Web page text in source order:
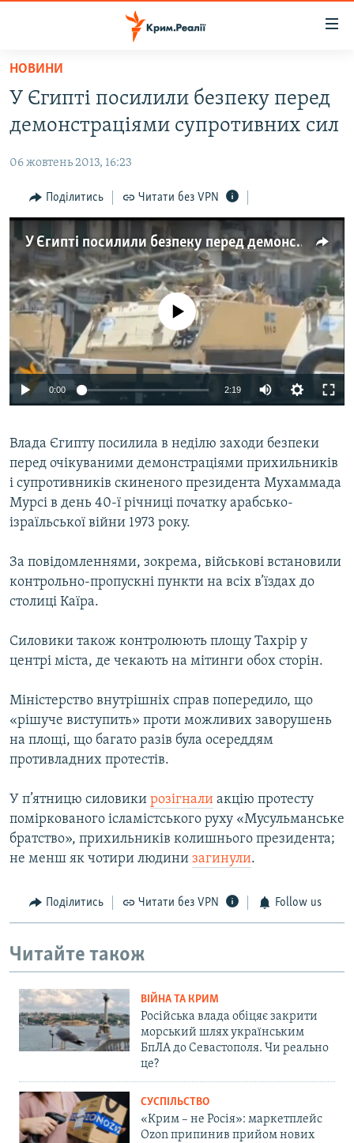
Перейти
основного
матеріалу
до
навігації
Перейти
до
пошуку
ВІДЕО ТА ФОТО
ПОЛІТИКА
БЛОГИ
ПОГЛЯД
ІНТЕРВ'Ю
ВСЕ ЗА ДЕНЬ
СПЕЦПРОЕКТИ
ДЕПОРТАЦІЯ
ВІДЕОУРОКИ «ELIFBE»
СВІДЧЕННЯ ОКУПАЦІЇ
ІНФОГРАФІКА
ЯК ОБІЙТИ БЛОКУВАННЯ
Русский
Qırımtatar
ДОЛУЧАЙСЯ!
Усі сайти RFE/RL
НОВИНИ
У Єгипті посилили безпеку перед
демонстраціями супротивних сил
06 жовтень 2013, 16:23
Поділитись Читати без VPN
У Єгипті посилили безпеку перед демонстраціями супротивних сил
No media source currently available
0:00 2:19
Влада Єгипту посилила в неділю заходи безпеки
перед очікуваними демонстраціями прихильників
і супротивників скиненого президента Мухаммада
Мурсі в день 40-ї річниці початку арабсько-
ізраїльської війни 1973 року.
За повідомленнями, зокрема, військові встановили
контрольно-пропускні пункти на всіх в’їздах до
столиці Каїра.
Силовики також контролюють площу Тахрір у
центрі міста, де чекають на мітинги обох сторін.
Міністерство внутрішніх справ попередило, що
«рішуче виступить» проти можливих заворушень
на площі, що багато разів була осереддям
противладних протестів.
У п’ятницю силовики розігнали акцію протесту
поміркованого ісламістського руху «Мусульманське
братство», прихильників колишнього президента;
не менш як чотири людини загинули.
Поділитись Читати без VPN Follow us
Читайте також
ВІЙНА ТА КРИМ
Російська влада обіцяє закрити
морський шлях українським
БпЛА до Севастополя. Чи реально
це?
СУСПІЛЬСТВО
«Крим – не Росія»: маркетплейс
Ozon припинив прийом нових